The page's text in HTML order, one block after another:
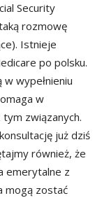
Security
rozmowę
Istnieje
po polsku.
w wypełnieniu
w
związanych.
już dziś
również, że
emerytalne z
mogą zostać